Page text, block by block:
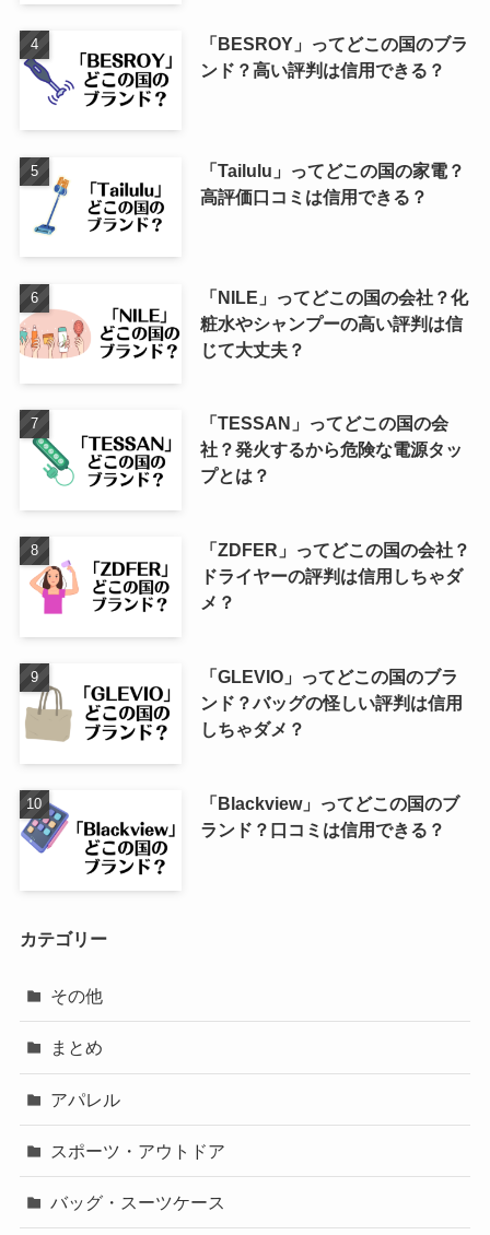
「BESROY」ってどこの国のブラ
ンド？高い評判は信用できる？
「Tailulu」ってどこの国の家電？
高評価口コミは信用できる？
「NILE」ってどこの国の会社？化
粧水やシャンプーの高い評判は信
じて大丈夫？
「TESSAN」ってどこの国の会
社？発火するから危険な電源タッ
プとは？
「ZDFER」ってどこの国の会社？
ドライヤーの評判は信用しちゃダ
メ？
「GLEVIO」ってどこの国のブラ
ンド？バッグの怪しい評判は信用
しちゃダメ？
「Blackview」ってどこの国のブ
ランド？口コミは信用できる？
カテゴリー
その他
まとめ
アパレル
スポーツ・アウトドア
バッグ・スーツケース